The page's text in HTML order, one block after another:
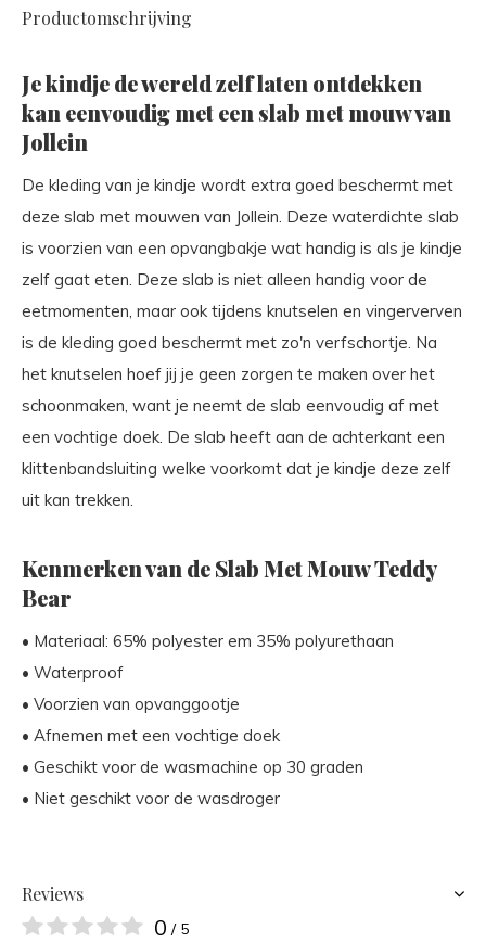
Productomschrijving
Je kindje de wereld zelf laten ontdekken
kan eenvoudig met een slab met mouw van
Jollein
De kleding van je kindje wordt extra goed beschermt met
deze slab met mouwen van Jollein. Deze waterdichte slab
is voorzien van een opvangbakje wat handig is als je kindje
zelf gaat eten. Deze slab is niet alleen handig voor de
eetmomenten, maar ook tijdens knutselen en vingerverven
is de kleding goed beschermt met zo'n verfschortje. Na
het knutselen hoef jij je geen zorgen te maken over het
schoonmaken, want je neemt de slab eenvoudig af met
een vochtige doek. De slab heeft aan de achterkant een
klittenbandsluiting welke voorkomt dat je kindje deze zelf
uit kan trekken.
Kenmerken van de Slab Met Mouw Teddy
Bear
• Materiaal: 65% polyester em 35% polyurethaan
• Waterproof
• Voorzien van opvanggootje
• Afnemen met een vochtige doek
• Geschikt voor de wasmachine op 30 graden
• Niet geschikt voor de wasdroger
Reviews
0 / 5